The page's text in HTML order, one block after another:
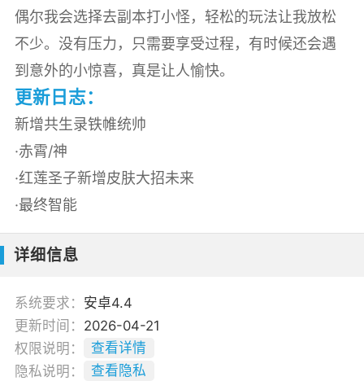
偶尔我会选择去副本打小怪，轻松的玩法让我放松
不少。没有压力，只需要享受过程，有时候还会遇
到意外的小惊喜，真是让人愉快。
更新日志：
新增共生录铁帷统帅
·赤霄/神
·红莲圣子新增皮肤大招未来
·最终智能
详细信息
系统要求： 安卓4.4
更新时间： 2026-04-21
权限说明：
查看详情
隐私说明：
查看隐私